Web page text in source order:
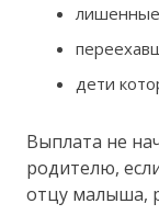
лишенные
дети
Выплата не
родителю,
отцу малыша,